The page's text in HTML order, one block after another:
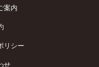
案内
リシー
せ